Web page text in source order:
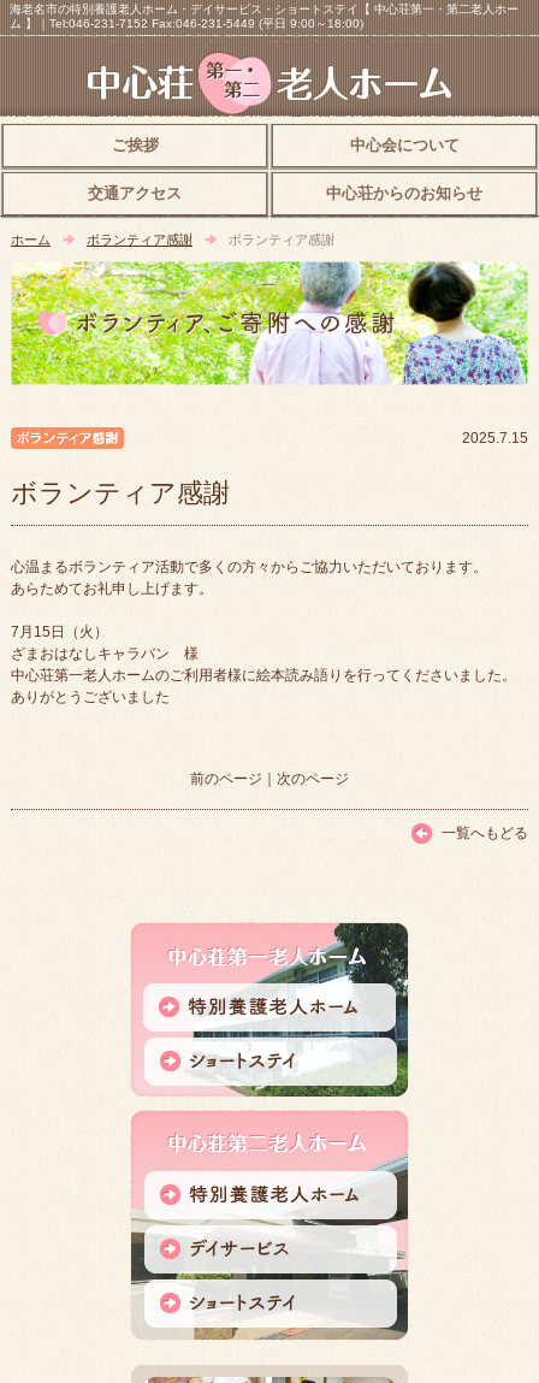
海老名市の特別養護老人ホーム・デイサービス・ショートステイ【 中心荘第一・第二老人ホー
ム 】｜Tel:046-231-7152 Fax:046-231-5449 (平日 9:00～18:00)
ご挨拶 中心会について
交通アクセス 中心荘からのお知らせ
ホーム ボランティア感謝 ボランティア感謝
2025.7.15
ボランティア感謝
心温まるボランティア活動で多くの方々からご協力いただいております。
あらためてお礼申し上げます。
7月15日（火）
ざまおはなしキャラバン 様
中心荘第一老人ホームのご利用者様に絵本読み語りを行ってくださいました。
ありがとうございました
前のページ ｜ 次のページ
一覧へもどる